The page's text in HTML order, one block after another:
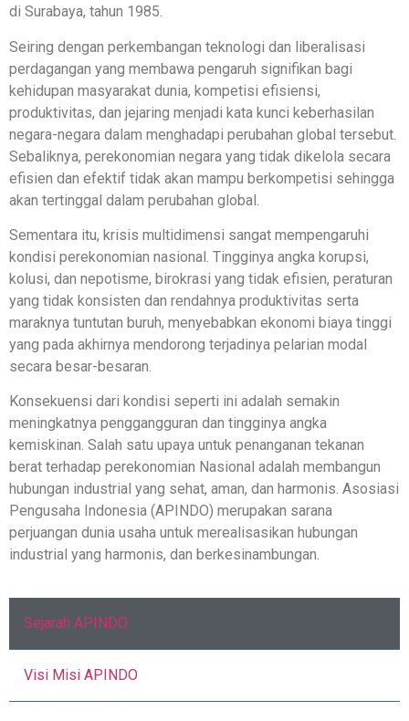
di Surabaya, tahun 1985.
Seiring dengan perkembangan teknologi dan liberalisasi
perdagangan yang membawa pengaruh signifikan bagi
kehidupan masyarakat dunia, kompetisi efisiensi,
produktivitas, dan jejaring menjadi kata kunci keberhasilan
negara-negara dalam menghadapi perubahan global tersebut.
Sebaliknya, perekonomian negara yang tidak dikelola secara
efisien dan efektif tidak akan mampu berkompetisi sehingga
akan tertinggal dalam perubahan global.
Sementara itu, krisis multidimensi sangat mempengaruhi
kondisi perekonomian nasional. Tingginya angka korupsi,
kolusi, dan nepotisme, birokrasi yang tidak efisien, peraturan
yang tidak konsisten dan rendahnya produktivitas serta
maraknya tuntutan buruh, menyebabkan ekonomi biaya tinggi
yang pada akhirnya mendorong terjadinya pelarian modal
secara besar-besaran.
Konsekuensi dari kondisi seperti ini adalah semakin
meningkatnya penggangguran dan tingginya angka
kemiskinan. Salah satu upaya untuk penanganan tekanan
berat terhadap perekonomian Nasional adalah membangun
hubungan industrial yang sehat, aman, dan harmonis. Asosiasi
Pengusaha Indonesia (APINDO) merupakan sarana
perjuangan dunia usaha untuk merealisasikan hubungan
industrial yang harmonis, dan berkesinambungan.
Sejarah APINDO
Visi Misi APINDO